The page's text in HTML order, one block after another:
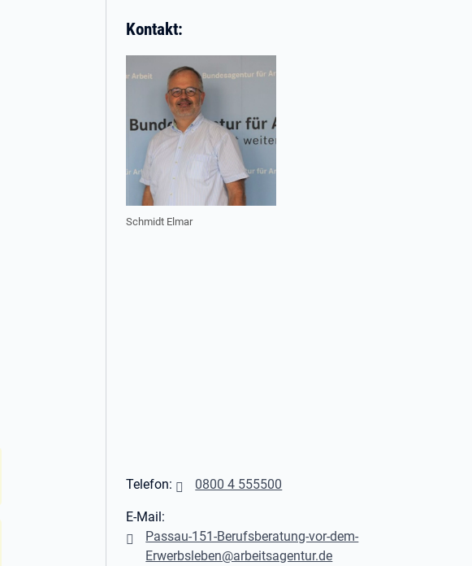
Kontakt:
Schmidt Elmar
Telefon: 0800 4 555500
E-Mail:
Passau-151-Berufsberatung-vor-dem-
Erwerbsleben@arbeitsagentur.de